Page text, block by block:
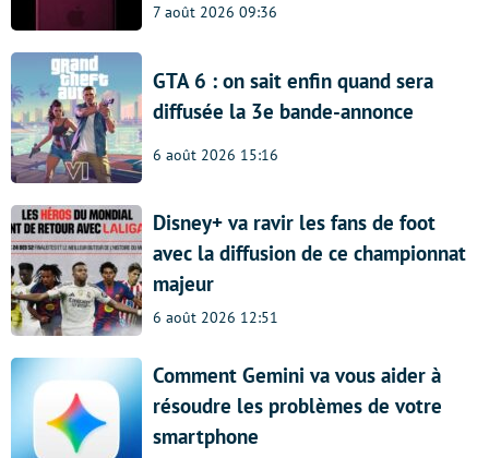
7 août 2026 09:36
GTA 6 : on sait enfin quand sera
diffusée la 3e bande-annonce
6 août 2026 15:16
Disney+ va ravir les fans de foot
avec la diffusion de ce championnat
majeur
6 août 2026 12:51
Comment Gemini va vous aider à
résoudre les problèmes de votre
smartphone